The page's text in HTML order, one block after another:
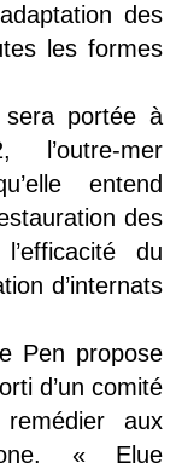
des
les formes
portée à
l’outre-mer
entend
des
du
d’internats
Pen propose
d’un comité
aux
« Elue